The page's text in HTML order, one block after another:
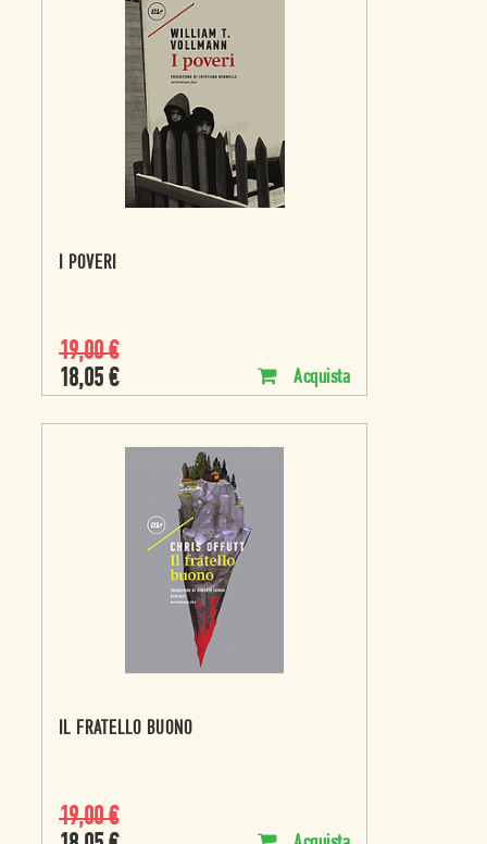
I POVERI
19,00€
18,05 € Acquista
IL FRATELLO BUONO
19,00€